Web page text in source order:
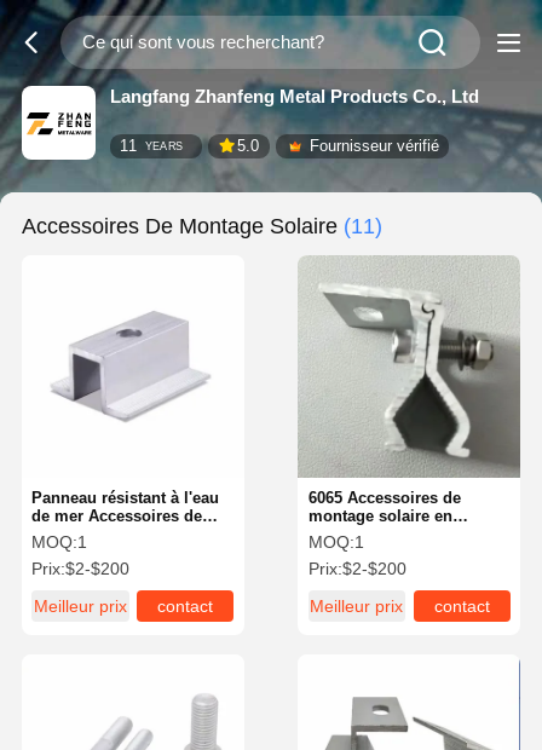
Langfang Zhanfeng Metal Products Co., Ltd
11 YEARS 5.0 Fournisseur vérifié
Accessoires De Montage Solaire (11)
Panneau résistant à l'eau
de mer Accessoires de
montage solaire
MOQ:1
Prix:$2-$200
Meilleur prix
contact
6065 Accessoires de
montage solaire en
aluminium vis de montage
personnalisées
MOQ:1
Prix:$2-$200
Meilleur prix
contact